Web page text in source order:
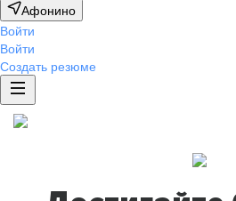
Афонино
Войти
Войти
Создать резюме